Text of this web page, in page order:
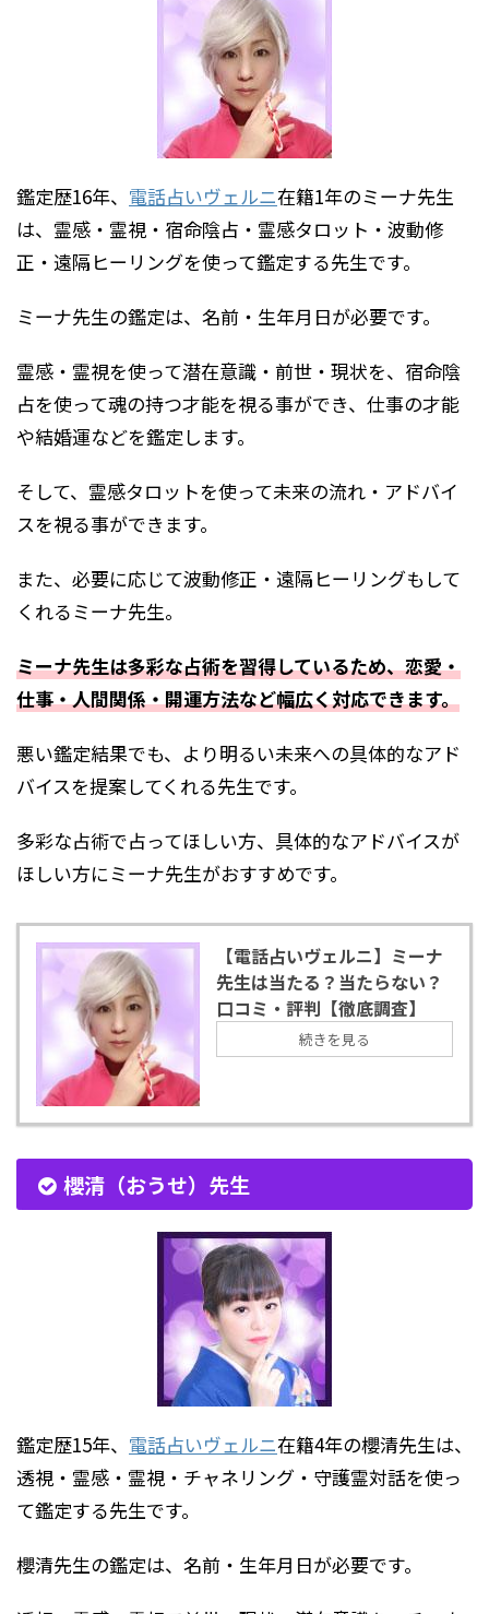
鑑定歴16年、 電話占いヴェルニ在籍1年のミーナ先生
は、霊感・霊視・宿命陰占・霊感タロット・波動修
正・遠隔ヒーリングを使って鑑定する先生です。
ミーナ先生の鑑定は、名前・生年月日が必要です。
霊感・霊視を使って潜在意識・前世・現状を、宿命陰
占を使って魂の持つ才能を視る事ができ、仕事の才能
や結婚運などを鑑定します。
そして、霊感タロットを使って未来の流れ・アドバイ
スを視る事ができます。
また、必要に応じて波動修正・遠隔ヒーリングもして
くれるミーナ先生。
ミーナ先生は多彩な占術を習得しているため、恋愛・
仕事・人間関係・開運方法など幅広く対応できます。
悪い鑑定結果でも、より明るい未来への具体的なアド
バイスを提案してくれる先生です。
多彩な占術で占ってほしい方、具体的なアドバイスが
ほしい方にミーナ先生がおすすめです。
【電話占いヴェルニ】ミーナ
先生は当たる？当たらない？
口コミ・評判【徹底調査】
続きを見る
櫻清（おうせ）先生
鑑定歴15年、 電話占いヴェルニ在籍4年の櫻清先生は、
透視・霊感・霊視・チャネリング・守護霊対話を使っ
て鑑定する先生です。
櫻清先生の鑑定は、名前・生年月日が必要です。